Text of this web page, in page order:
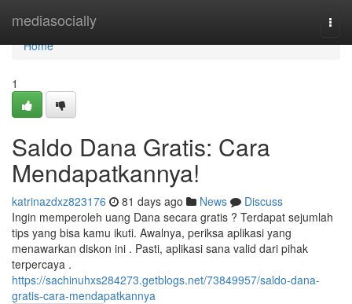
mediasocially
Home
Home
1
Saldo Dana Gratis: Cara
Mendapatkannya!
katrinazdxz823176 81 days ago News
Discuss
Ingin memperoleh uang Dana secara gratis ? Terdapat sejumlah
tips yang bisa kamu ikuti. Awalnya, periksa aplikasi yang
menawarkan diskon ini . Pasti, aplikasi sana valid dari pihak
terpercaya .
https://sachinuhxs284273.getblogs.net/73849957/saldo-dana-
gratis-cara-mendapatkannya